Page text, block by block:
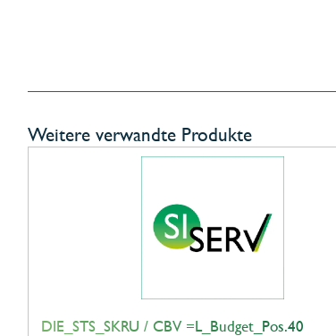
Weitere verwandte Produkte
DIE_STS_SKRU / CBV =L_Budget_Pos.40